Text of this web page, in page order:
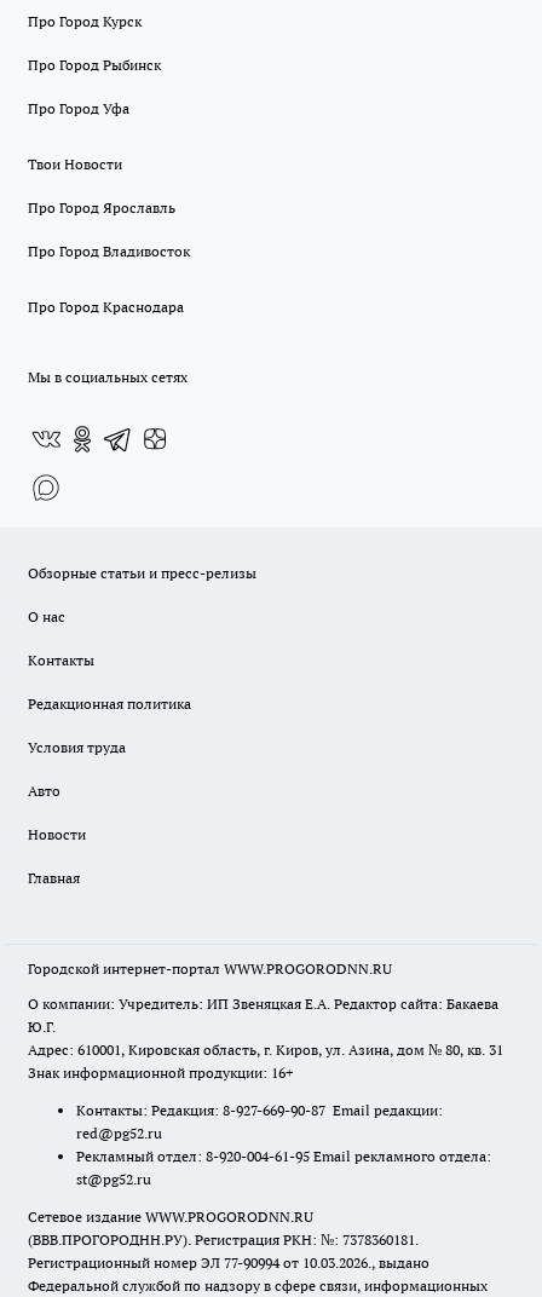
Про Город Курск
Про Город Рыбинск
Про Город Уфа
Твои Новости
Про Город Ярославль
Про Город Владивосток
Про Город Краснодара
Мы в социальных сетях
Обзорные статьи и пресс-релизы
О нас
Контакты
Редакционная политика
Условия труда
Авто
Новости
Главная
Городской интернет-портал WWW.PROGORODNN.RU
О компании: Учредитель: ИП Звеняцкая Е.А. Редактор сайта: Бакаева
Ю.Г.
Адрес: 610001, Кировская область, г. Киров, ул. Азина, дом № 80, кв. 31
Знак информационной продукции: 16+
Контакты: Редакция: 8-927-669-90-87 Email редакции:
red@pg52.ru
Рекламный отдел: 8-920-004-61-95 Email рекламного отдела:
st@pg52.ru
Сетевое издание WWW.PROGORODNN.RU
(ВВВ.ПРОГОРОДНН.РУ). Регистрация РКН: №: 7378360181.
Регистрационный номер ЭЛ 77-90994 от 10.03.2026., выдано
Федеральной службой по надзору в сфере связи, информационных